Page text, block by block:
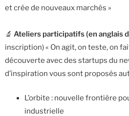
et crée de nouveaux marchés »
🔬 Ateliers participatifs (en anglais
inscription) « On agit, on teste, on
découverte avec des startups du
d’inspiration vous sont proposés
L’orbite : nouvelle frontière
industrielle